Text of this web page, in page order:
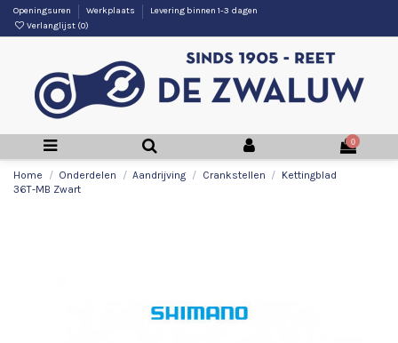
Openingsuren Werkplaats
Levering binnen 1-3 dagen
Verlanglijst (0)
0
Home Onderdelen Aandrijving Crankstellen
Kettingblad
36T-MB Zwart